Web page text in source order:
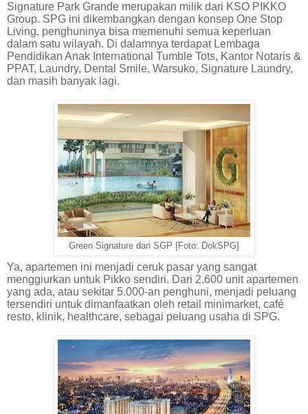
Signature Park Grande merupakan milik dari KSO PIKKO
Group. SPG ini dikembangkan dengan konsep One Stop
Living, penghuninya bisa memenuhi semua keperluan
dalam satu wilayah. Di dalamnya terdapat Lembaga
Pendidikan Anak International Tumble Tots, Kantor Notaris &
PPAT, Laundry, Dental Smile, Warsuko, Signature Laundry,
dan masih banyak lagi.
Green Signature dari SGP [Foto: DokSPG]
Ya, apartemen ini menjadi ceruk pasar yang sangat
menggiurkan untuk Pikko sendiri. Dari 2.600 unit apartemen
yang ada, atau sekitar 5.000-an penghuni, menjadi peluang
tersendiri untuk dimanfaatkan oleh retail minimarket, café
resto, klinik, healthcare, sebagai peluang usaha di SPG.